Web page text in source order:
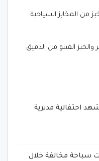
من المخابز السياحية
والخبز الفينو من الدقيق
احتفالية مديرية
” 3 حمامات سباحة مخالفة خلال